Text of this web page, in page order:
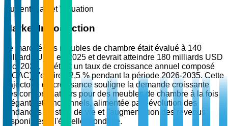
Current Market Valuation
Market Introduction
Le marché des meubles de chambre était évalué à 140
milliards USD en 2025 et devrait atteindre 180 milliards USD
d'ici 2035, reflétant un taux de croissance annuel composé
(TCAC) d'environ 2,5 % pendant la période 2026-2035. Cette
trajectoire de croissance souligne la demande croissante
des consommateurs pour des meubles de chambre à la fois
élégants et fonctionnels, alimentée par l'évolution des
tendances de style de vie et l'augmentation des revenus
disponibles à l'échelle mondiale.